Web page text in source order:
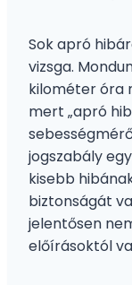
Sok apró
vizsga.
kilométer óra
mert „apró
jogszabály
kisebb
biztonságát
jelentősen
előírásoktól